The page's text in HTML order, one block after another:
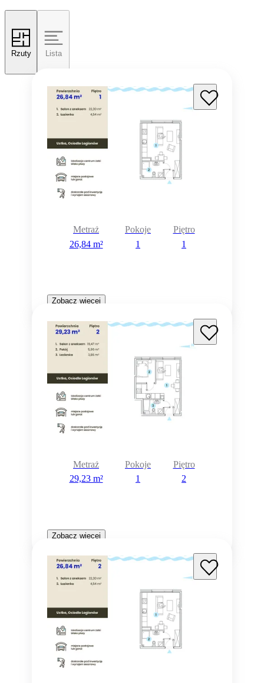
Rzuty Lista
Metraż
26,84 m²
Pokoje
1
Piętro
1
Zobacz więcej
Metraż
29,23 m²
Pokoje
1
Piętro
2
Zobacz więcej